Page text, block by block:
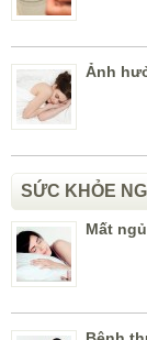
Ảnh
SỨC KHỎE
Mất